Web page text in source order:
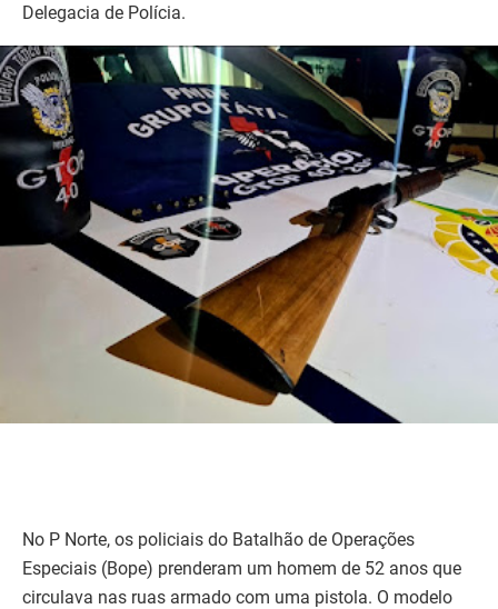
Delegacia de Polícia.
No P Norte, os policiais do Batalhão de Operações
Especiais (Bope) prenderam um homem de 52 anos que
circulava nas ruas armado com uma pistola. O modelo